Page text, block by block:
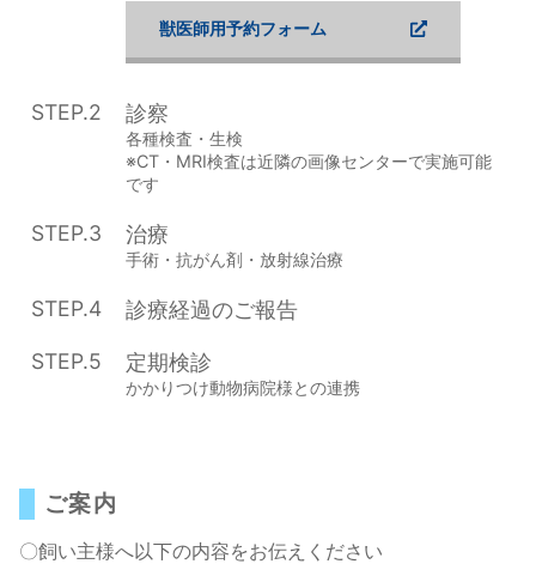
獣医師用予約フォーム
STEP.2 診察
各種検査・生検
※CT・MRI検査は近隣の画像センターで実施可能
です
STEP.3 治療
手術・抗がん剤・放射線治療
STEP.4 診療経過のご報告
STEP.5 定期検診
かかりつけ動物病院様との連携
ご案内
〇飼い主様へ以下の内容をお伝えください